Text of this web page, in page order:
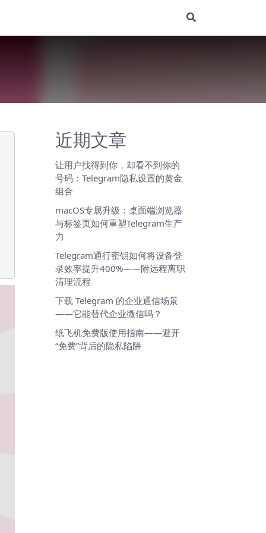
近期文章
让用户找得到你，却看不到你的
号码：Telegram隐私设置的黄金
组合
macOS专属升级：桌面端浏览器
与标签页如何重塑Telegram生产
力
Telegram通行密钥如何将设备登
录效率提升400%——附远程离职
清理流程
下载 Telegram 的企业通信场景
——它能替代企业微信吗？
纸飞机免费版使用指南——避开
“免费”背后的隐私陷阱